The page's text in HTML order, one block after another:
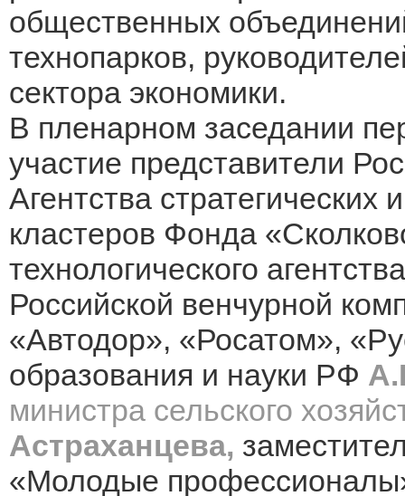
общественных
технопарков,
сектора экономики.
В пленарном заседании
участие представители
Агентства стратегических
кластеров Фонда
технологического
Российской венчурной
«Автодор», «Росатом»,
образования и науки РФ
министра сельского
Астраханцева,
«Молодые